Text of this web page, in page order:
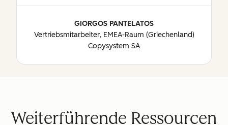
GIORGOS PANTELATOS
Vertriebsmitarbeiter, EMEA-Raum (Griechenland)
Copysystem SA
Weiterführende Ressourcen